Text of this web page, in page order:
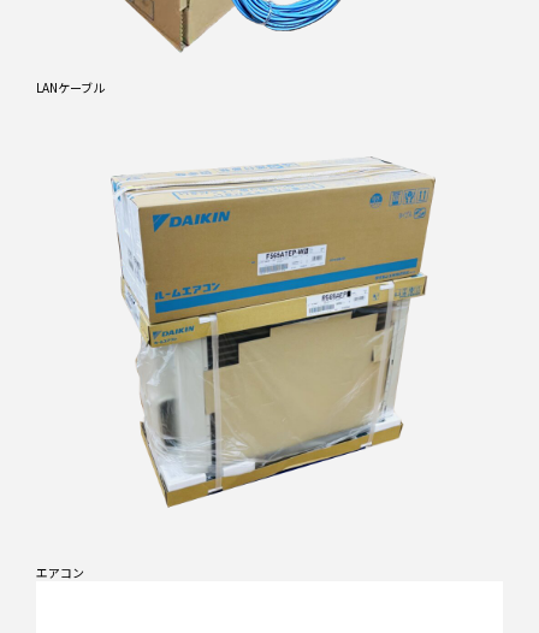
LANケーブル
エアコン